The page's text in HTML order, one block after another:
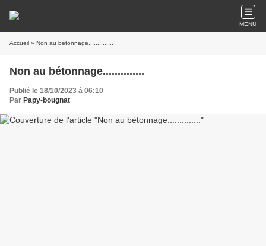
MENU
Accueil » Non au bétonnage..............
Non au bétonnage..............
Publié le 18/10/2023 à 06:10
Par Papy-bougnat